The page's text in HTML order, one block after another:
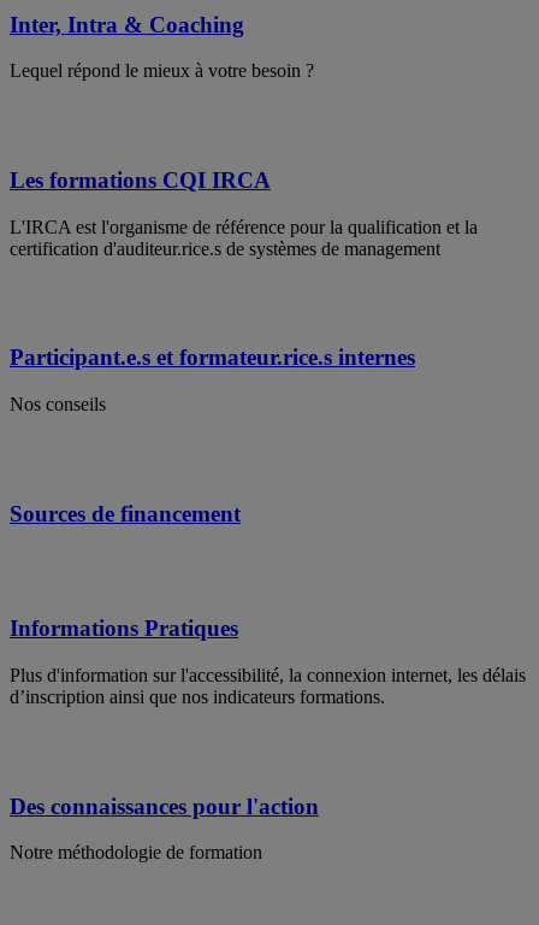
Inter, Intra & Coaching
Lequel répond le mieux à votre besoin ?
Les formations CQI IRCA
L'IRCA est l'organisme de référence pour la qualification et la
certification d'auditeur.rice.s de systèmes de management
Participant.e.s et formateur.rice.s internes
Nos conseils
Sources de financement
Informations Pratiques
Plus d'information sur l'accessibilité, la connexion internet, les délais
d’inscription ainsi que nos indicateurs formations.
Des connaissances pour l'action
Notre méthodologie de formation